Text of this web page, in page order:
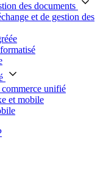
des documents
et de gestion des
commerce unifié
et mobile